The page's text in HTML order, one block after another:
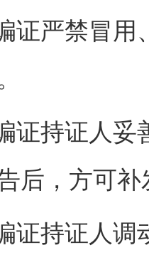
证严禁冒用
证持证人妥
后，方可补
证持证人